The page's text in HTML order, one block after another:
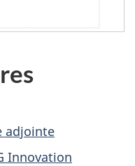
adjointe
Innovation